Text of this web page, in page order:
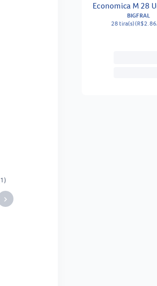
keyboard_arrow_right
Economica M 28
BIGFRAL
28 tira(s)